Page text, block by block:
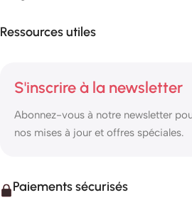
Ressources utiles
S'inscrire à la newsletter
Abonnez-vous à notre newsletter
nos mises à jour et offres spéciales.
Paiements sécurisés